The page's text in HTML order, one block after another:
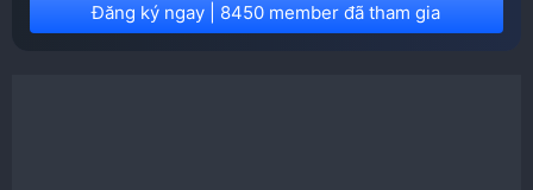
Đăng ký ngay | 8450 member đã tham gia